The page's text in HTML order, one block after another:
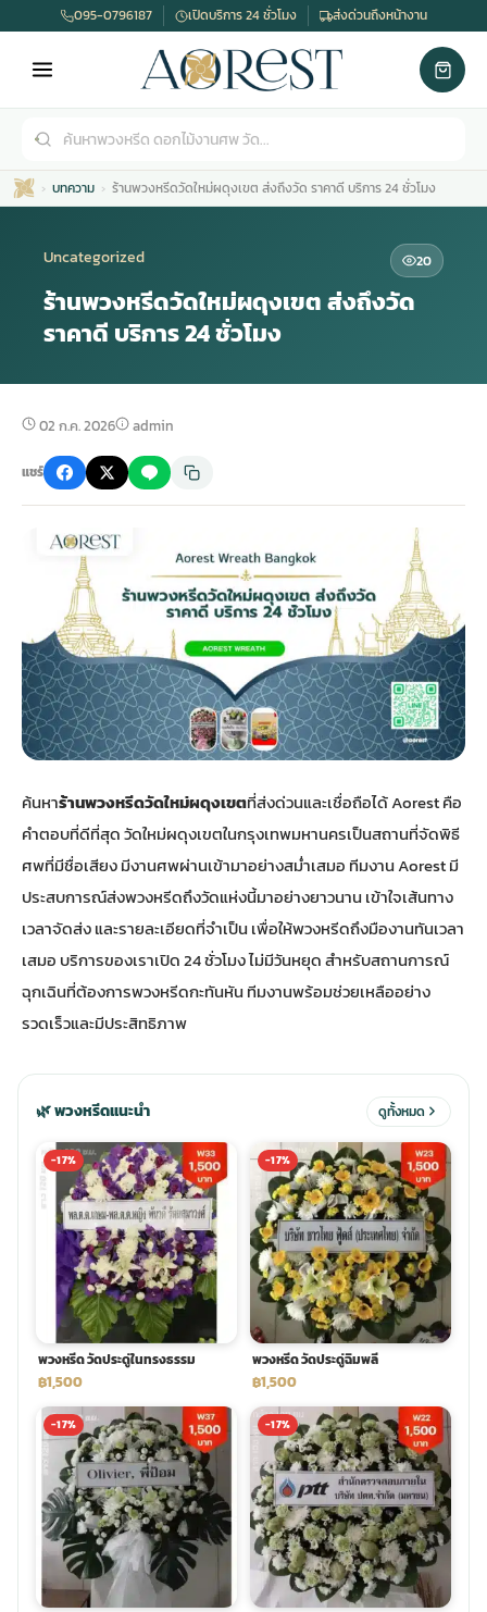
ดอกไม้หน้าศพ
จัดดอกไม้หน้าศพ
ดอกไม้หน้าหีบ
ดอกไม้หน้างานศพ
ดอกไม้หน้าโลง
จัดดอกไม้หน้ารูป
จัดดอกไม้หน้าโลง
ดอกไม้งานศพ ส่งด่วน
ดอกไม้งานศพ กรุงเทพ
ร้านดอกไม้งานศพ ใกล้ฉัน
ดอกไม้งานศพ ราคาถูก
จัดดอกไม้งานศพ ราคา
ดอกไม้งานศพ ส่งฟรี
ดอกไม้งานศพ ออนไลน์
พวงดอกไม้งานศพ
tpdecorate ปูพื้น
พวงหรีด กรุงเทพ
สั่งพวงหรีด
ร้านพวงหรีด
ดอกไม้พวงหรีด
พวงหรีดปทุม
พวงหรีดพระราม 2
พวงหรีด ปากคลองตลาด
พวงหรีดราคาถูก
พวงหรีดดอกไม้สด
พวงหรีดดอกไม้สด ราคาถูก
ส่งพวงหรีด ด่วน กรุงเทพ
ร้านพวงหรีด กรุงเทพ ส่งฟรี
พวงหรีด ปากคลองตลาด ราคา
พวงหรีด ส่งด่วน วันนี้
มรุสีขาว
ไม้หน้าเมรุ
กไม้หน้าเมรุ
น้าเมรุ ราคา
มรุ กรุงเทพ
รุ ราคาถูก
ม้หน้าเมรุ
ระดับเมรุ
รุ ออนไลน์
มรุ ส่งด่วน
น้าเมรุ กรุงเทพ
ไม้งานแต่ง
ไม้งานแต่ง ราคาถูก
ไม้งานแต่ง กรุงเทพ
อกไม้งานแต่ง
ดอกไม้งานแต่ง
ไม้งานแต่ง แบบสวยๆ
พวงหรีดพัดลม
พวงหรีดพัดลม ราคาถูก
พวงหรีดพัดลม กรุงเทพ
พวงหรีดพัดลม ส่งด่วน
สั่งพวงหรีดพัดลม
ร้านพวงหรีดพัดลม
พวงหรีดพัดลม ปากคลองตลาด
พวงหรีดพัดลม แบบสวยๆ
รับจัดงานศพ
รับจัดงานศพ ครบวงจร
รับจัดงานศพ กรุงเทพ
แพ็คเกจจัดงานศพ
ค่าใช้จ่ายจัดงานศพ
จัดงานศพ วัด
ขั้นตอนจัดงานศพ
จัดงานศพ ราคาถูก
095-0796187 เปิดบริการ 24 ชั่วโมง ส่งด่วนถึงหน้างาน
บทความ ร้านพวงหรีดวัดใหม่ผดุงเขต ส่งถึงวัด ราคาดี บริการ 24 ชั่วโมง
Uncategorized 20
ร้านพวงหรีดวัดใหม่ผดุงเขต ส่งถึงวัด
ราคาดี บริการ 24 ชั่วโมง
02 ก.ค. 2026 admin
แชร์
ค้นหาร้านพวงหรีดวัดใหม่ผดุงเขตที่ส่งด่วนและเชื่อถือได้ Aorest คือ
คำตอบที่ดีที่สุด วัดใหม่ผดุงเขตในกรุงเทพมหานครเป็นสถานที่จัดพิธี
ศพที่มีชื่อเสียง มีงานศพผ่านเข้ามาอย่างสม่ำเสมอ ทีมงาน Aorest มี
ประสบการณ์ส่งพวงหรีดถึงวัดแห่งนี้มาอย่างยาวนาน เข้าใจเส้นทาง
เวลาจัดส่ง และรายละเอียดที่จำเป็น เพื่อให้พวงหรีดถึงมืองานทันเวลา
เสมอ บริการของเราเปิด 24 ชั่วโมง ไม่มีวันหยุด สำหรับสถานการณ์
ฉุกเฉินที่ต้องการพวงหรีดกะทันหัน ทีมงานพร้อมช่วยเหลืออย่าง
รวดเร็วและมีประสิทธิภาพ
🌿 พวงหรีดแนะนำ ดูทั้งหมด
-17%
พวงหรีด วัดประดู่ในทรงธรรม
฿1,500
-17%
พวงหรีด วัดประดู่ฉิมพลี
฿1,500
-17% -17%